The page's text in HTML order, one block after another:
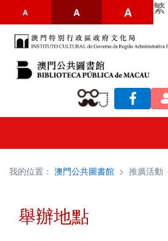
A A A 繁
我的位置： 澳門公共圖書館 > 推廣活動
舉辦地點